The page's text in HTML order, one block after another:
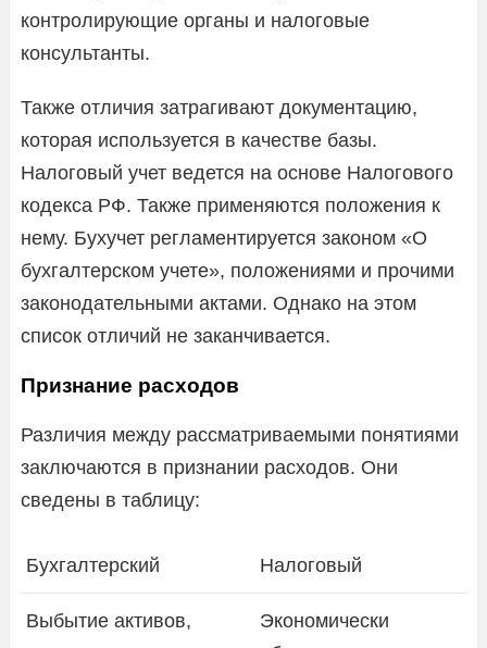
контролирующие органы и налоговые
консультанты.
Также отличия затрагивают документацию,
которая используется в качестве базы.
Налоговый учет ведется на основе Налогового
кодекса РФ. Также применяются положения к
нему. Бухучет регламентируется законом «О
бухгалтерском учете», положениями и прочими
законодательными актами. Однако на этом
список отличий не заканчивается.
Признание расходов
Различия между рассматриваемыми понятиями
заключаются в признании расходов. Они
сведены в таблицу:
Бухгалтерский Налоговый
Выбытие активов,
Экономически